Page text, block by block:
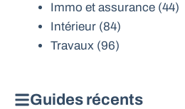
Immo et assurance (44)
Intérieur (84)
Travaux (96)
Guides récents